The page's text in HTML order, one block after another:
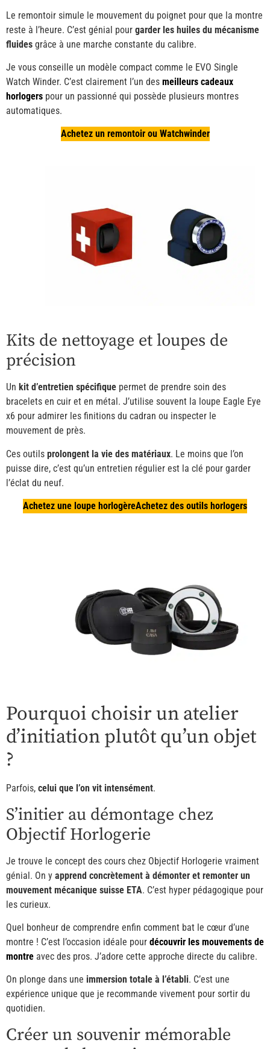
Le remontoir simule le mouvement du poignet pour que la montre
reste à l’heure. C’est génial pour garder les huiles du mécanisme
fluides grâce à une marche constante du calibre.
Je vous conseille un modèle compact comme le EVO Single
Watch Winder. C’est clairement l’un des meilleurs cadeaux
horlogers pour un passionné qui possède plusieurs montres
automatiques.
Achetez un remontoir ou Watchwinder
Kits de nettoyage et loupes de
précision
Un kit d’entretien spécifique permet de prendre soin des
bracelets en cuir et en métal. J’utilise souvent la loupe Eagle Eye
x6 pour admirer les finitions du cadran ou inspecter le
mouvement de près.
Ces outils prolongent la vie des matériaux. Le moins que l’on
puisse dire, c’est qu’un entretien régulier est la clé pour garder
l’éclat du neuf.
Achetez une loupe horlogèreAchetez des outils horlogers
Pourquoi choisir un atelier
d’initiation plutôt qu’un objet
?
Parfois, celui que l’on vit intensément.
S’initier au démontage chez
Objectif Horlogerie
Je trouve le concept des cours chez Objectif Horlogerie vraiment
génial. On y apprend concrètement à démonter et remonter un
mouvement mécanique suisse ETA. C’est hyper pédagogique pour
les curieux.
Quel bonheur de comprendre enfin comment bat le cœur d’une
montre ! C’est l’occasion idéale pour découvrir les mouvements de
montre avec des pros. J’adore cette approche directe du calibre.
On plonge dans une immersion totale à l’établi. C’est une
expérience unique que je recommande vivement pour sortir du
quotidien.
Créer un souvenir mémorable